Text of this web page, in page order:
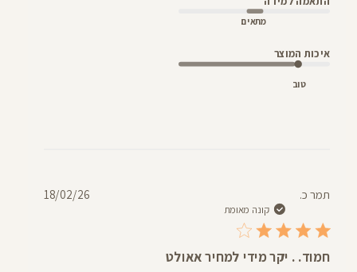
מתאים
איכות המוצר
טוב
תמר כ.
קונה מאומת
חמוד. . יקר מידי למחיר אאולט
18/02/26